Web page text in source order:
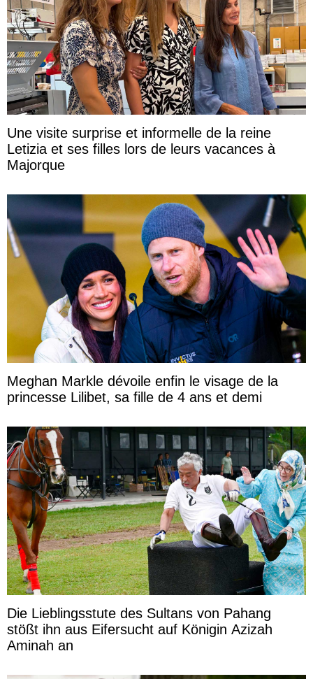
Une visite surprise et informelle de la reine
Letizia et ses filles lors de leurs vacances à
Majorque
Meghan Markle dévoile enfin le visage de la
princesse Lilibet, sa fille de 4 ans et demi
Die Lieblingsstute des Sultans von Pahang
stößt ihn aus Eifersucht auf Königin Azizah
Aminah an